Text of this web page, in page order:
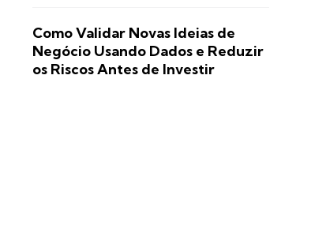
Como Validar Novas Ideias de
Negócio Usando Dados e Reduzir
os Riscos Antes de Investir